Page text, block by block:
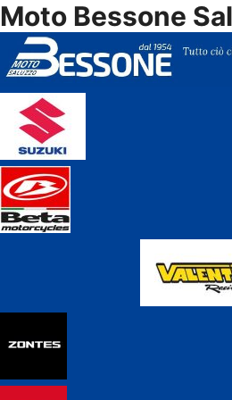
Vai
al
contenuto
Moto Bessone